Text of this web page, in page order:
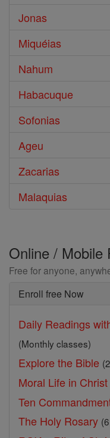
Jonas
Miquéias
Nahum
Habacuque
Sofonias
Ageu
Zacarias
Malaquias
Online / Mobile
Free for anyone,
Enroll free Now
Daily Readings
(Monthly classes)
Explore the Bible
Moral Life in Christ
Ten
The Holy Rosary